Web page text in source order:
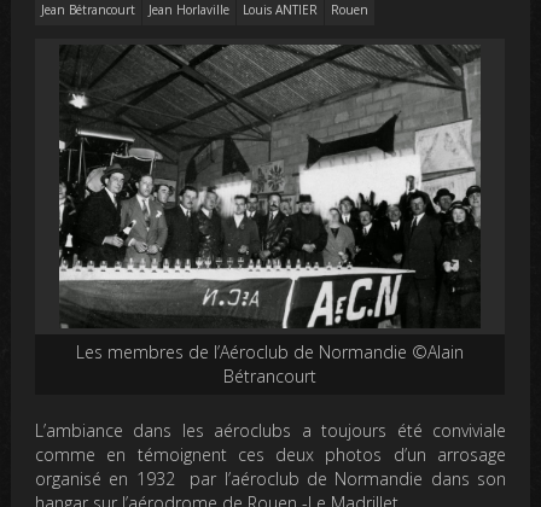
Jean Bétrancourt
Jean Horlaville Louis ANTIER Rouen
Les membres de l’Aéroclub de Normandie ©Alain
Bétrancourt
L’ambiance dans les aéroclubs a toujours été conviviale
comme en témoignent ces deux photos d’un arrosage
organisé en 1932 par l’aéroclub de Normandie dans son